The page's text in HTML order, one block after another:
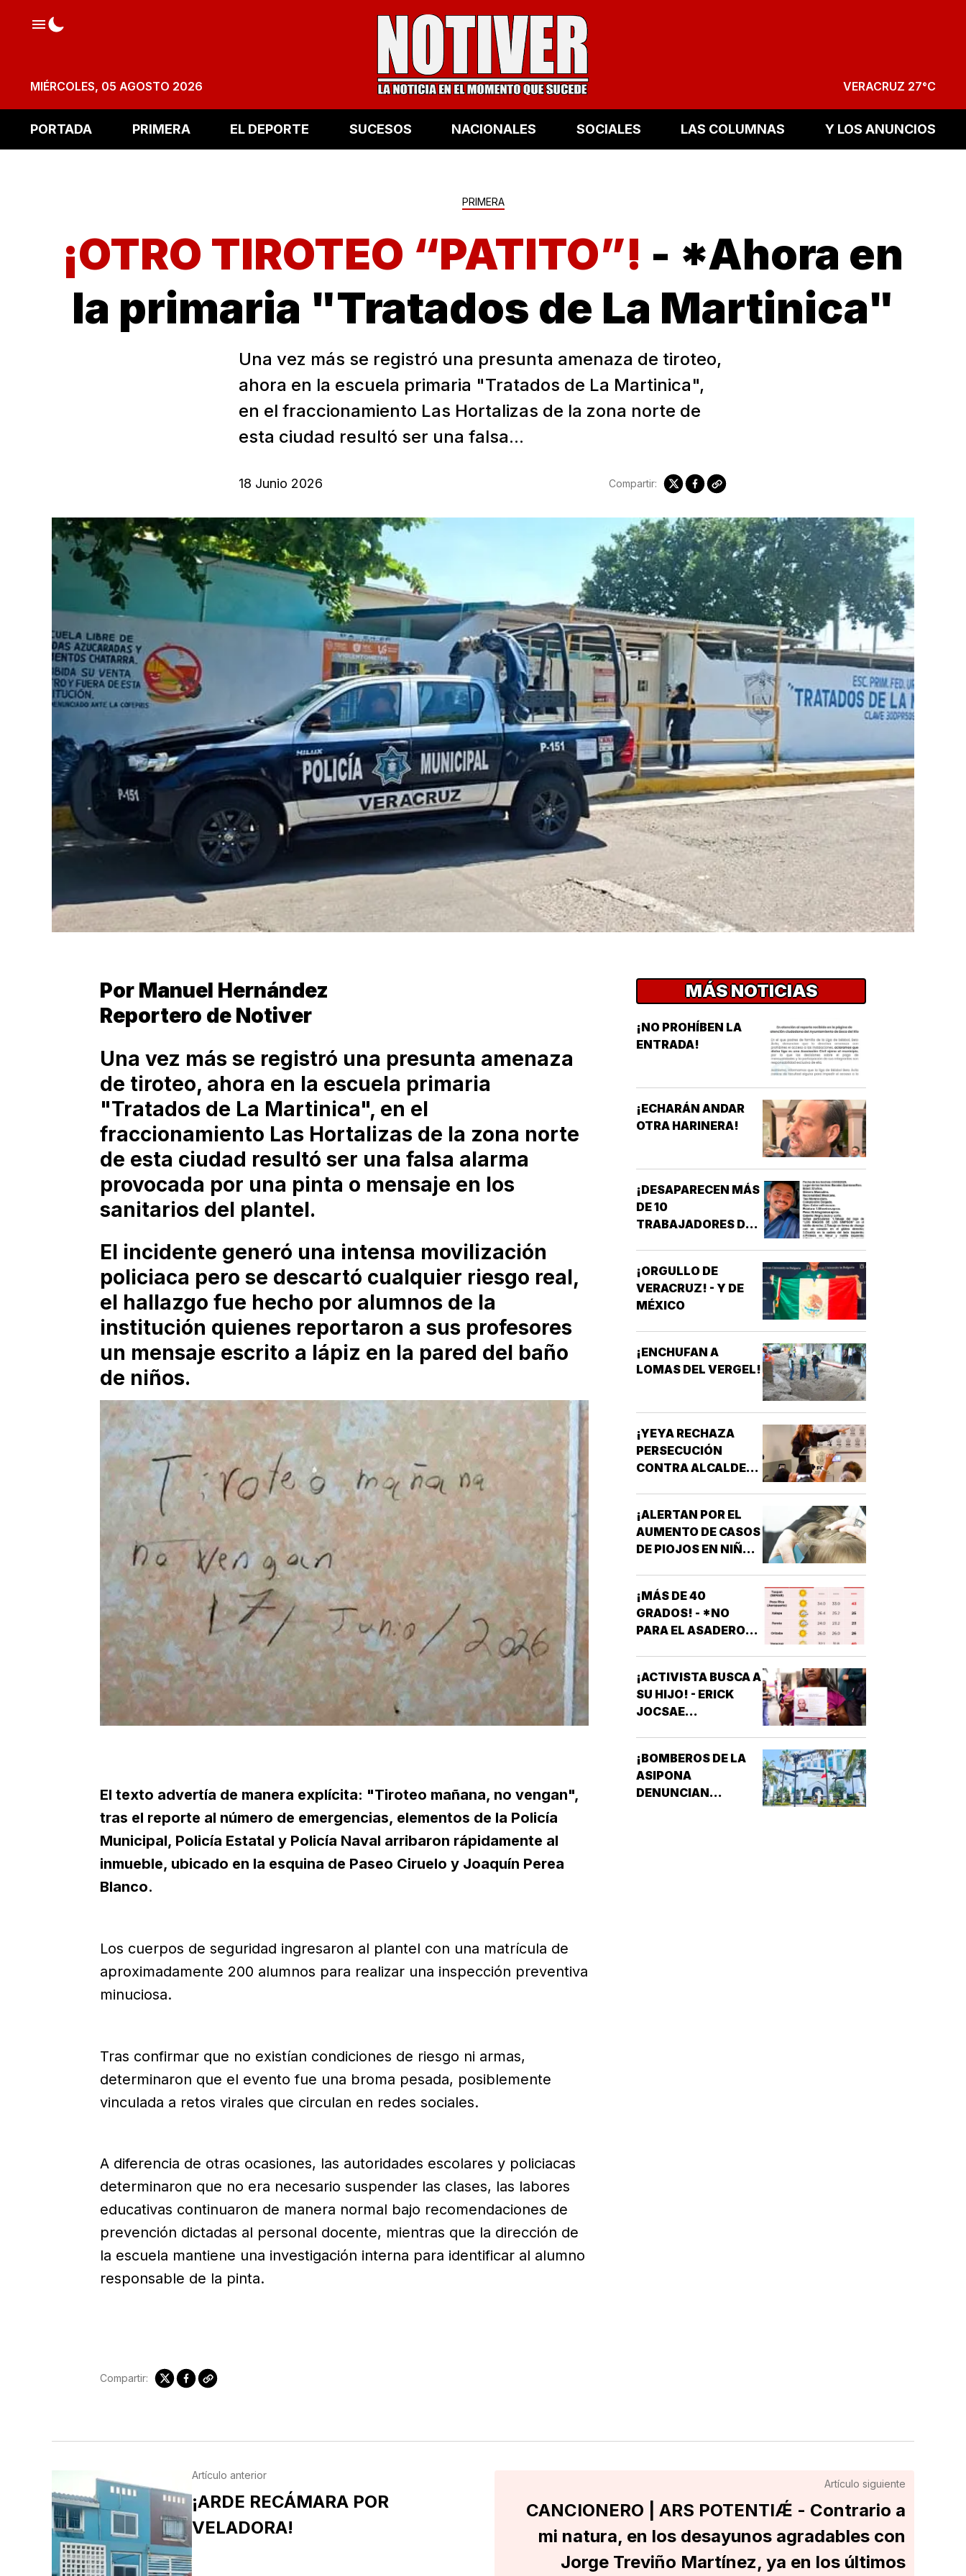
MIÉRCOLES, 05 AGOSTO 2026 VERACRUZ 27°C
PORTADA PRIMERA EL DEPORTE SUCESOS NACIONALES SOCIALES LAS COLUMNAS Y LOS ANUNCIOS
PRIMERA
¡OTRO TIROTEO “PATITO”! - *Ahora en
la primaria "Tratados de La Martinica"
Una vez más se registró una presunta amenaza de tiroteo,
ahora en la escuela primaria "Tratados de La Martinica",
en el fraccionamiento Las Hortalizas de la zona norte de
esta ciudad resultó ser una falsa...
18 Junio 2026 Compartir:
Por Manuel Hernández
Reportero de Notiver
Una vez más se registró una presunta amenaza
de tiroteo, ahora en la escuela primaria
"Tratados de La Martinica", en el
fraccionamiento Las Hortalizas de la zona norte
de esta ciudad resultó ser una falsa alarma
provocada por una pinta o mensaje en los
sanitarios del plantel.
El incidente generó una intensa movilización
policiaca pero se descartó cualquier riesgo real,
el hallazgo fue hecho por alumnos de la
institución quienes reportaron a sus profesores
un mensaje escrito a lápiz en la pared del baño
de niños.
El texto advertía de manera explícita: "Tiroteo mañana, no vengan",
tras el reporte al número de emergencias, elementos de la Policía
Municipal, Policía Estatal y Policía Naval arribaron rápidamente al
inmueble, ubicado en la esquina de Paseo Ciruelo y Joaquín Perea
Blanco.
Los cuerpos de seguridad ingresaron al plantel con una matrícula de
aproximadamente 200 alumnos para realizar una inspección preventiva
minuciosa.
Tras confirmar que no existían condiciones de riesgo ni armas,
determinaron que el evento fue una broma pesada, posiblemente
vinculada a retos virales que circulan en redes sociales.
A diferencia de otras ocasiones, las autoridades escolares y policiacas
determinaron que no era necesario suspender las clases, las labores
educativas continuaron de manera normal bajo recomendaciones de
prevención dictadas al personal docente, mientras que la dirección de
la escuela mantiene una investigación interna para identificar al alumno
responsable de la pinta.
Compartir:
MÁS NOTICIAS
¡NO PROHÍBEN LA
ENTRADA!
¡ECHARÁN ANDAR
OTRA HARINERA!
¡DESAPARECEN MÁS
DE 10
TRABAJADORES DEL
DESAPARICIÓN
MASIVA
¡ORGULLO DE
VERACRUZ! - Y DE
MÉXICO
¡ENCHUFAN A
LOMAS DEL VERGEL!
¡YEYA RECHAZA
PERSECUCIÓN
CONTRA ALCALDES!
¡ALERTAN POR EL
AUMENTO DE CASOS
DE PIOJOS EN NIÑOS
¡MÁS DE 40
GRADOS! - *NO
PARA EL ASADERO
¡ACTIVISTA BUSCA A
SU HIJO! - ERICK
JOCSAE
¡BOMBEROS DE LA
ASIPONA
DENUNCIAN
Artículo anterior
¡ARDE RECÁMARA POR
VELADORA!
Artículo siguiente
CANCIONERO | ARS POTENTIǼ - Contrario a
mi natura, en los desayunos agradables con
Jorge Treviño Martínez, ya en los últimos